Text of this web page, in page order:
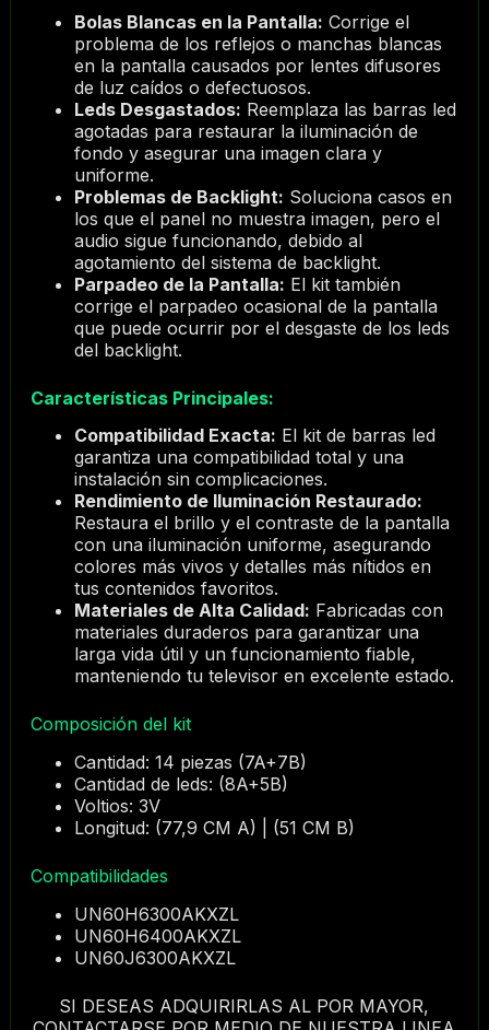
Bolas Blancas en la Pantalla: Corrige el
problema de los reflejos o manchas blancas
en la pantalla causados por lentes difusores
de luz caídos o defectuosos.
Leds Desgastados: Reemplaza las barras led
agotadas para restaurar la iluminación de
fondo y asegurar una imagen clara y
uniforme.
Problemas de Backlight: Soluciona casos en
los que el panel no muestra imagen, pero el
audio sigue funcionando, debido al
agotamiento del sistema de backlight.
Parpadeo de la Pantalla: El kit también
corrige el parpadeo ocasional de la pantalla
que puede ocurrir por el desgaste de los leds
del backlight.
Características Principales:
Compatibilidad Exacta: El kit de barras led
garantiza una compatibilidad total y una
instalación sin complicaciones.
Rendimiento de Iluminación Restaurado:
Restaura el brillo y el contraste de la pantalla
con una iluminación uniforme, asegurando
colores más vivos y detalles más nítidos en
tus contenidos favoritos.
Materiales de Alta Calidad: Fabricadas con
materiales duraderos para garantizar una
larga vida útil y un funcionamiento fiable,
manteniendo tu televisor en excelente estado.
Composición del kit
Cantidad: 14 piezas (7A+7B)
Cantidad de leds: (8A+5B)
Voltios: 3V
Longitud: (77,9 CM A) | (51 CM B)
Compatibilidades
UN60H6300AKXZL
UN60H6400AKXZL
UN60J6300AKXZL
SI DESEAS ADQUIRIRLAS AL POR MAYOR,